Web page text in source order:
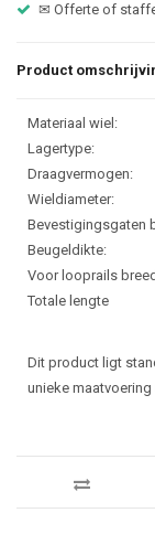
✉ Offerte of
Product
Materiaal wiel:
Lagertype:
Draagvermogen:
Wieldiameter:
Bevestigingsgaten
Beugeldikte:
Voor looprails
Totale lengte
Dit product ligt
unieke